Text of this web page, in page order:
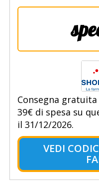
Consegna
39€ di spesa su
il 31/12/2026.
VEDI